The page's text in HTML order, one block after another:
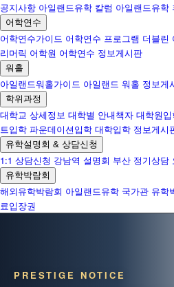
공지사항 아일랜드유학 칼럼 아일랜드유학
어학연수
어학연수가이드 어학연수 프로그램 더블린
리머릭 어학원 어학연수 정보게시판
워홀
아일랜드워홀가이드 아일랜드 워홀 정보게
학위과정
대학교 상세정보 대학별 안내책자 대학원
트입학 파운데이션입학 대학입학 정보게시
유학설명회 & 상담신청
1:1 상담신청 강남역 설명회 부산 정기상담
유학박람회
해외유학박람회 아일랜드유학 국가관 유학
료입장권
PRESTIGE NOTICE